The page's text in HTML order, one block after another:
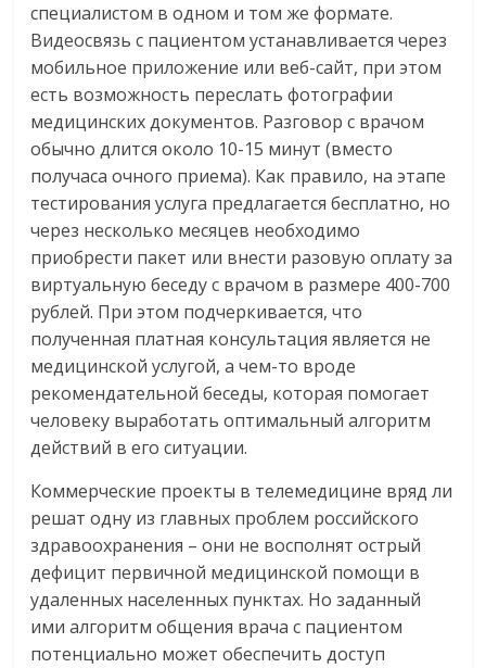
специалистом в одном и том же формате.
Видеосвязь с пациентом устанавливается через
мобильное приложение или веб-сайт, при этом
есть возможность переслать фотографии
медицинских документов. Разговор с врачом
обычно длится около 10-15 минут (вместо
получаса очного приема). Как правило, на этапе
тестирования услуга предлагается бесплатно, но
через несколько месяцев необходимо
приобрести пакет или внести разовую оплату за
виртуальную беседу с врачом в размере 400-700
рублей. При этом подчеркивается, что
полученная платная консультация является не
медицинской услугой, а чем-то вроде
рекомендательной беседы, которая помогает
человеку выработать оптимальный алгоритм
действий в его ситуации.
Коммерческие проекты в телемедицине вряд ли
решат одну из главных проблем российского
здравоохранения – они не восполнят острый
дефицит первичной медицинской помощи в
удаленных населенных пунктах. Но заданный
ими алгоритм общения врача с пациентом
потенциально может обеспечить доступ